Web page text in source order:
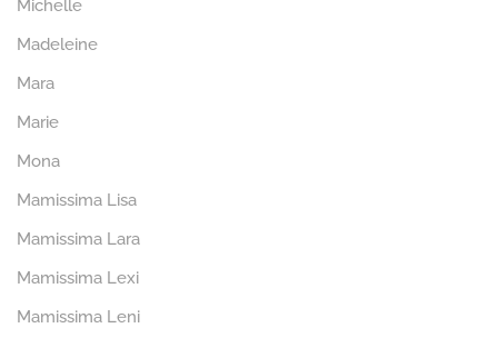
Michelle
Madeleine
Mara
Marie
Mona
Mamissima Lisa
Mamissima Lara
Mamissima Lexi
Mamissima Leni